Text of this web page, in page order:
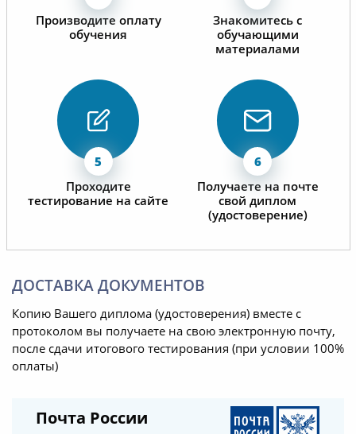
Производите оплату
обучения
Знакомитесь с
обучающими
материалами
Проходите
тестирование на сайте
Получаете на почте
свой диплом
(удостоверение)
ДОСТАВКА ДОКУМЕНТОВ
Копию Вашего диплома (удостоверения) вместе с
протоколом вы получаете на свою электронную почту,
после сдачи итогового тестирования (при условии 100%
оплаты)
Почта России